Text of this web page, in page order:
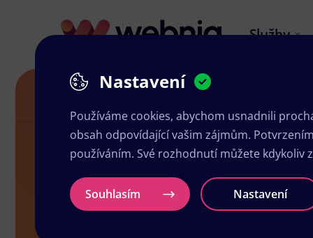
Služby
Grafika a tisk Frýdlant
Grafika a
Nastavení
Používáme cookies, abychom usnadnili
obsah odpovídající vašim zájmům.
používáním. Své rozhodnutí můžete kdykoliv
Souhlasím Nastavení